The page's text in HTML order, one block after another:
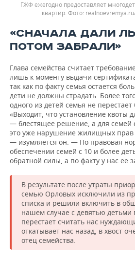
ГЖФ ежегодно предоставляет
квартир.
«СНАЧАЛА ДАЛИ
ПОТОМ ЗАБРАЛИ»
Глава семейства считает
лишь к моменту выдачи
так как по факту семья остается
дети не должны страдать. Более
одного из детей семья не
«Выходит, что установление квоты
— блестящее решение, а для семей
это уже нарушение жилищных прав
— изумляется он. — Но правовая
обеспечении семей с 10 и более
обратной силы, а по факту у нас ее
В результате после утраты
семью Орловых исключили из
списка и решили включить в
нашем случае с девятью детьми
перестает считать нас
откатывает нас назад, в хвост
отец семейства.